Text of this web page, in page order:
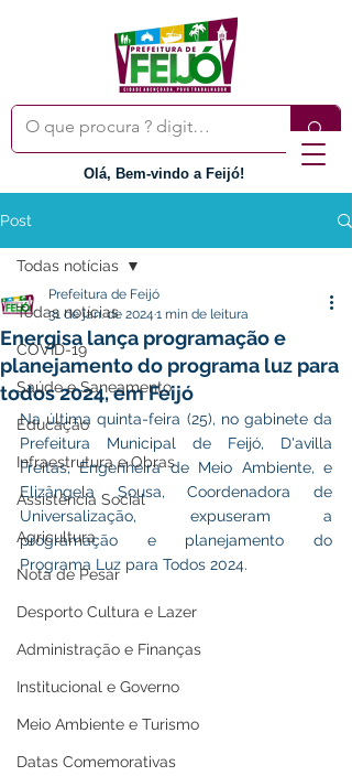
Olá, Bem-vindo a Feijó!
Post
Todas notícias
COVID-19
Saúde e Saneamento
Educação
Infraestrutura e Obras
Assistência Social
Agricultura
Nota de Pesar
Desporto Cultura e Lazer
Administração e Finanças
Institucional e Governo
Meio Ambiente e Turismo
Datas Comemorativas
Todas notícias
Energisa lança programação e
planejamento do programa luz para
todos 2024, em Feijó
Prefeitura de Feijó
31 de jan. de 2024 1 min de leitura
Na última quinta-feira (25), no gabinete da
Prefeitura Municipal de Feijó, D'avilla
Freitas, Engenheira de Meio Ambiente, e
Elizângela Sousa, Coordenadora de
Universalização, expuseram a
programação e planejamento do
Programa Luz para Todos 2024.